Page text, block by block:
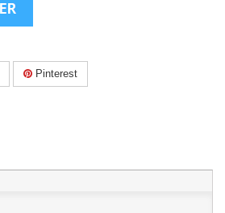
Pinterest